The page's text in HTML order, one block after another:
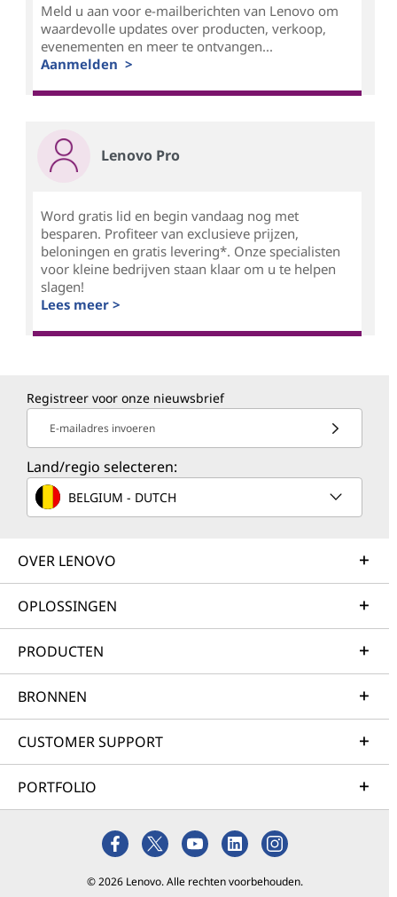
Meld u aan voor e-mailberichten van Lenovo om
waardevolle updates over producten, verkoop,
evenementen en meer te ontvangen...
Aanmelden >
Lenovo Pro
Word gratis lid en begin vandaag nog met
besparen. Profiteer van exclusieve prijzen,
beloningen en gratis levering*. Onze specialisten
voor kleine bedrijven staan klaar om u te helpen
slagen!
Lees meer >
Registreer voor onze nieuwsbrief
E-mailadres invoeren
Land/regio selecteren:
BELGIUM - DUTCH
OVER LENOVO
OPLOSSINGEN
PRODUCTEN
BRONNEN
CUSTOMER SUPPORT
PORTFOLIO
© 2026 Lenovo. Alle rechten voorbehouden.